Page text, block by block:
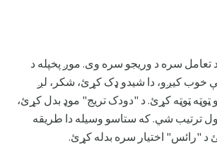
د تعامل سره د وریجو سره وی. موږ پخپله د
کیږو، دا شیدو ډک کړئ، شکر، لږ
ټوټه ټوټه کړئ. د "دودک تریج" موډ بدل کړئ،
ترتیب شي. که ستاسو وسیله دا طریقه
د "رائس" اختیار سره بدله کړئ.